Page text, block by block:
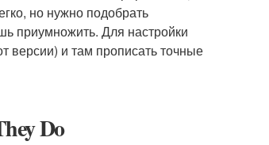
но нужно подобрать
приумножить. Для настройки
версии) и там прописать точные
Do